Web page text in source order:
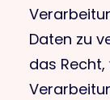
Daten zu
das